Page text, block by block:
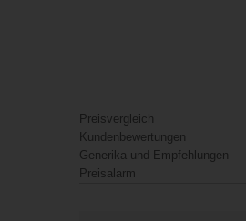
Preisvergleich
Kundenbewertungen
Generika und Empfehlungen
Preisalarm